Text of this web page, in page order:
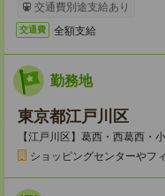
交通費別途支給あり
交通費 全額支給
勤務地
東京都江戸川区
【江戸川区】葛西・西葛西・
ショッピングセンターやフ